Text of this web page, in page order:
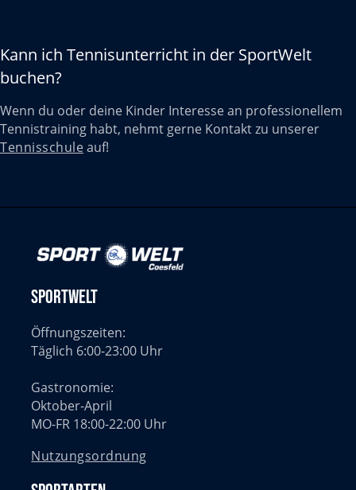
Kann ich Tennisunterricht in der SportWelt
buchen?
Wenn du oder deine Kinder Interesse an professionellem
Tennistraining habt, nehmt gerne Kontakt zu unserer
Tennisschuleauf!
Sportwelt
Öffnungszeiten:
Täglich 6:00-23:00 Uhr
Gastronomie:
Oktober-April
MO-FR 18:00-22:00 Uhr
Nutzungsordnung